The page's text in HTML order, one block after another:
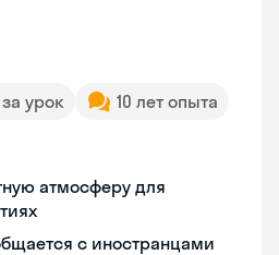
за урок
10 лет опыта
атмосферу для
с иностранцами